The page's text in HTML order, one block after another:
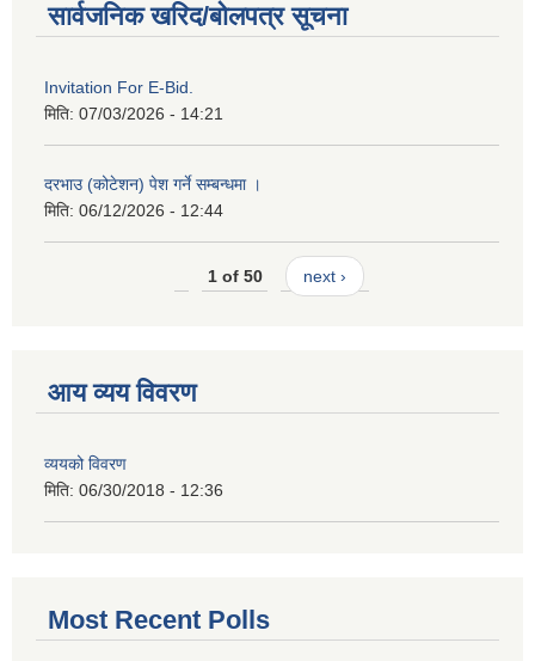
सार्वजनिक खरिद/बोलपत्र सूचना
Invitation For E-Bid.
मिति: 07/03/2026 - 14:21
दरभाउ (कोटेशन) पेश गर्ने सम्बन्धमा ।
मिति: 06/12/2026 - 12:44
1 of 50 next ›
आय व्यय विवरण
व्ययको विवरण
मिति: 06/30/2018 - 12:36
Most Recent Polls